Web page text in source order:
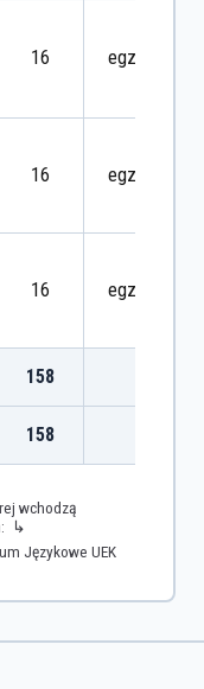
16 egzamin
16 egzamin
16 egzamin
158
158
wchodzą
↳
Językowe UEK